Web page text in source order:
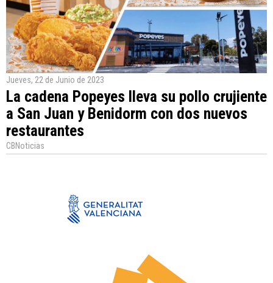
Jueves, 22 de Junio de 2023
La cadena Popeyes lleva su pollo crujiente
a San Juan y Benidorm con dos nuevos
restaurantes
CBNoticias